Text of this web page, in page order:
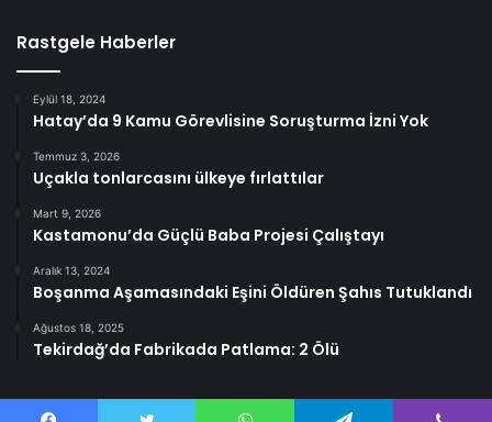
Rastgele Haberler
Eylül 18, 2024
Hatay’da 9 Kamu Görevlisine Soruşturma İzni Yok
Temmuz 3, 2026
Uçakla tonlarcasını ülkeye fırlattılar
Mart 9, 2026
Kastamonu’da Güçlü Baba Projesi Çalıştayı
Aralık 13, 2024
Boşanma Aşamasındaki Eşini Öldüren Şahıs Tutuklandı
Ağustos 18, 2025
Tekirdağ’da Fabrikada Patlama: 2 Ölü